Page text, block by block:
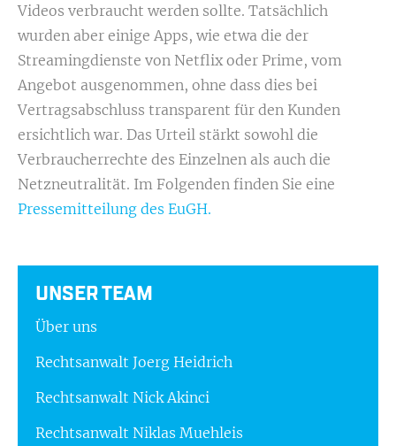
Videos verbraucht werden sollte. Tatsächlich
wurden aber einige Apps, wie etwa die der
Streamingdienste von Netflix oder Prime, vom
Angebot ausgenommen, ohne dass dies bei
Vertragsabschluss transparent für den Kunden
ersichtlich war. Das Urteil stärkt sowohl die
Verbraucherrechte des Einzelnen als auch die
Netzneutralität. Im Folgenden finden Sie eine
Pressemitteilung des EuGH.
UNSER TEAM
Über uns
Rechtsanwalt Joerg Heidrich
Rechtsanwalt Nick Akinci
Rechtsanwalt Niklas Muehleis